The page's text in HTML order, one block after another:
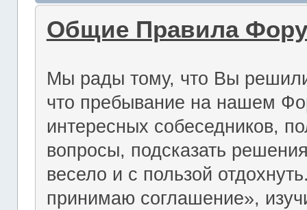
Общие Правила
Мы рады тому, что Вы
что пребывание на нашем
интересных собеседников,
вопросы, подсказать
весело и с пользой
принимаю соглашение»,